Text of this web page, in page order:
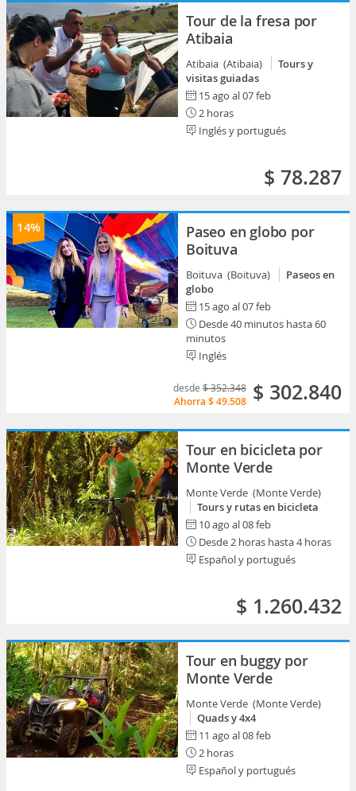
Tour de la fresa por
Atibaia
Atibaia (Atibaia)
Tours y
visitas guiadas
15 ago al 07 feb
2 horas
Inglés y portugués
$ 78.287
14%
Paseo en globo por
Boituva
Boituva (Boituva)
Paseos en
globo
15 ago al 07 feb
Desde 40 minutos hasta 60
minutos
Inglés
desde $ 352.348
Ahorra $ 49.508 $ 302.840
Tour en bicicleta por
Monte Verde
Monte Verde (Monte Verde)
Tours y rutas en bicicleta
10 ago al 08 feb
Desde 2 horas hasta 4 horas
Español y portugués
$ 1.260.432
Tour en buggy por
Monte Verde
Monte Verde (Monte Verde)
Quads y 4x4
11 ago al 08 feb
2 horas
Español y portugués